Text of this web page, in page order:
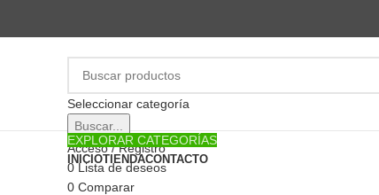
Seleccionar categoría
Buscar...
Acceso / Registro
0Lista de deseos
0 Comparar
EXPLORAR CATEGORÍAS
INICIOTIENDACONTACTO